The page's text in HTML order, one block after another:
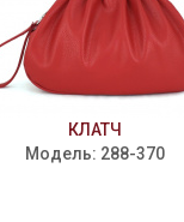
КЛАТЧ
Модель: 288-370